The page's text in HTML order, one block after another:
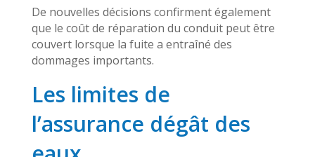
De nouvelles décisions confirment également
que le coût de réparation du conduit peut être
couvert lorsque la fuite a entraîné des
dommages importants.
Les limites de
l’assurance dégât des